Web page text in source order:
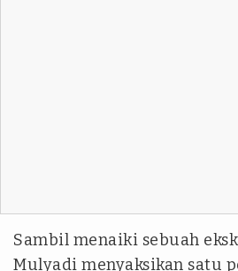
Sambil menaiki sebuah
Mulyadi menyaksikan satu